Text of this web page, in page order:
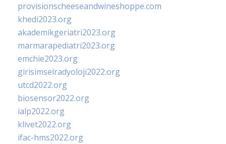
provisionscheeseandwineshoppe.com
khedi2023.org
akademikgeriatri2023.org
marmarapediatri2023.org
emchie2023.org
girisimselradyoloji2022.org
utcd2022.org
biosensor2022.org
ialp2022.org
klivet2022.org
ifac-hms2022.org